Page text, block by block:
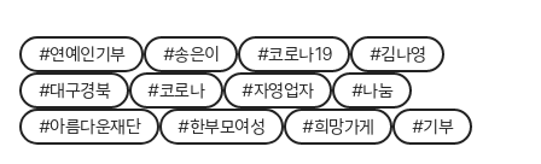
#연예인기부 #송은이 #코로나19
#김나영
#대구경북
#코로나 #자영업자
#나눔
#아름다운재단
#한부모여성 #희망가게 #기부